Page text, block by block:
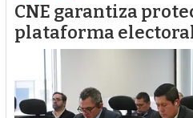
CNE garantiza
plataforma